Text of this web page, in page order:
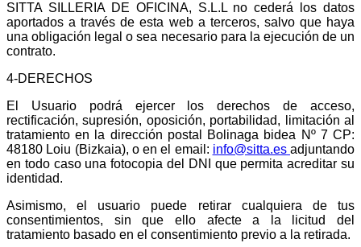
SITTA SILLERIA DE OFICINA, S.L.L no cederá los datos
aportados a través de esta web a terceros, salvo que haya
una obligación legal o sea necesario para la ejecución de un
contrato.
4-DERECHOS
El Usuario podrá ejercer los derechos de acceso,
rectificación, supresión, oposición, portabilidad, limitación al
tratamiento en la dirección postal Bolinaga bidea Nº 7 CP:
48180 Loiu (Bizkaia), o en el email: info@sitta.es adjuntando
en todo caso una fotocopia del DNI que permita acreditar su
identidad.
Asimismo, el usuario puede retirar cualquiera de tus
consentimientos, sin que ello afecte a la licitud del
tratamiento basado en el consentimiento previo a la retirada.